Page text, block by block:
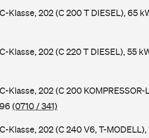
Klasse, 202 (C 200 T DIESEL), 65
Klasse, 202 (C 220 T DIESEL), 55
Klasse, 202 (C 200 KOMPRESSOR-
(0710 / 341)
Klasse, 202 (C 240 V6, T-